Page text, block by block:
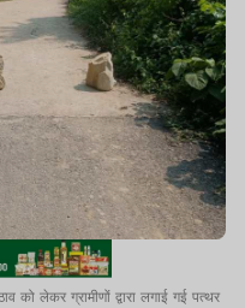
को लेकर ग्रामीणों द्वारा लगाई गई पत्थर